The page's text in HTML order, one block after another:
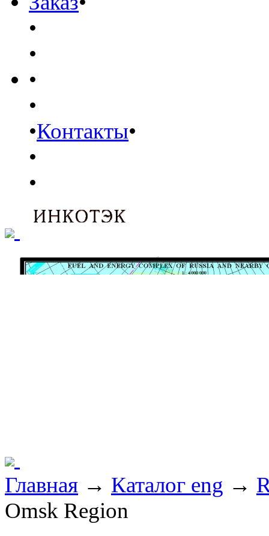
•
•
•
•
•Контакты•
•
•
Главная → Каталог eng →
Omsk Region